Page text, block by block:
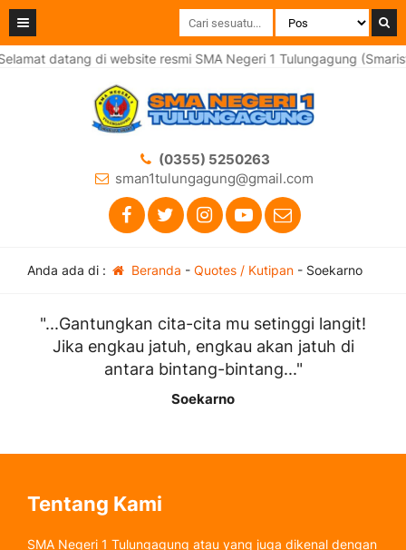
datang di website resmi SMA Negeri 1 Tulungagung
(0355) 5250263
sman1tulungagung@gmail.com
Anda ada di : Beranda - Quotes / Kutipan- Soekarno
"...Gantungkan cita-cita mu setinggi langit!
Jika engkau jatuh, engkau akan jatuh di
antara bintang-bintang..."
Soekarno
Tentang Kami
SMA Negeri 1 Tulungagung atau yang juga dikenal dengan